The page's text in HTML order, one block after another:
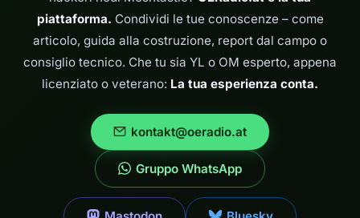
scritte in modo
tale da
funzionare
anche…
piattaforma. Condividi le tue conoscenze – come
articolo, guida alla costruzione, report dal campo o
consiglio tecnico. Che tu sia YL o OM esperto, appena
licenziato o veterano: La tua esperienza conta.
kontakt@oeradio.at
Gruppo WhatsApp